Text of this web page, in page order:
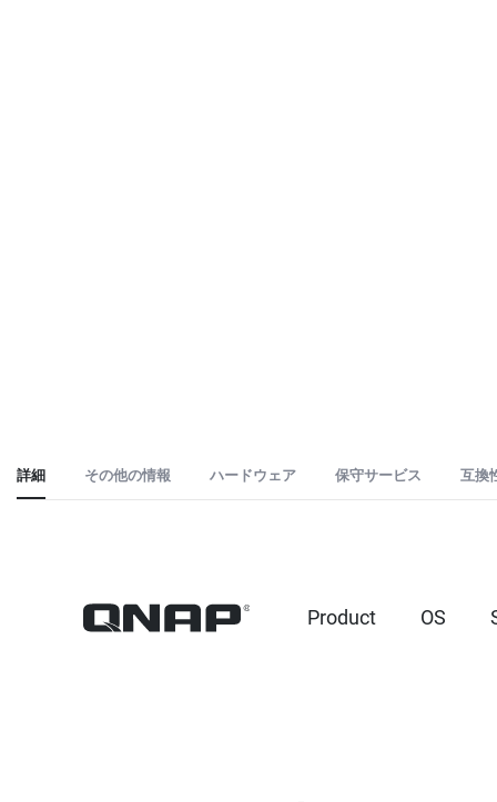
詳細 その他の情報 ハードウェア 保守サービス 互換